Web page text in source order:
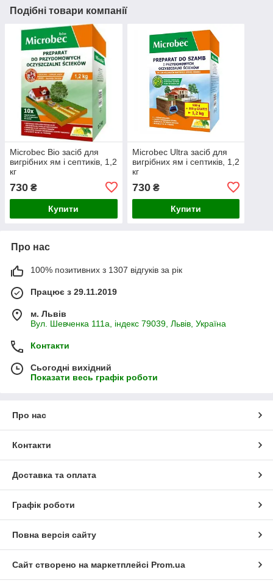
Подібні товари компанії
Microbec Bio засіб для
вигрібних ям і септиків, 1,2
кг
730 ₴
Купити
Microbec Ultra засіб для
вигрібних ям і септиків, 1,2
кг
730₴
Купити
Про нас
100% позитивних з 1307 відгуків за рік
Працює з 29.11.2019
м. Львів
Вул. Шевченка 111а, індекс 79039, Львів, Україна
Контакти
Сьогодні вихідний
Показати весь графік роботи
Про нас
Контакти
Доставка та оплата
Графік роботи
Повна версія сайту
Сайт створено на маркетплейсі Prom.ua